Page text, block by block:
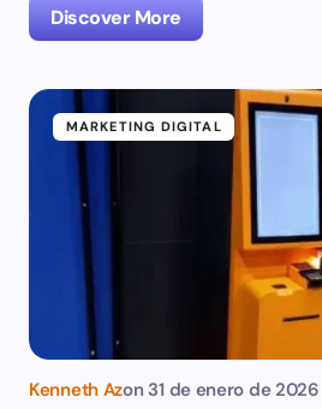
Discover More
MARKETING DIGITAL
Kenneth Azon 31 de enero de 2026